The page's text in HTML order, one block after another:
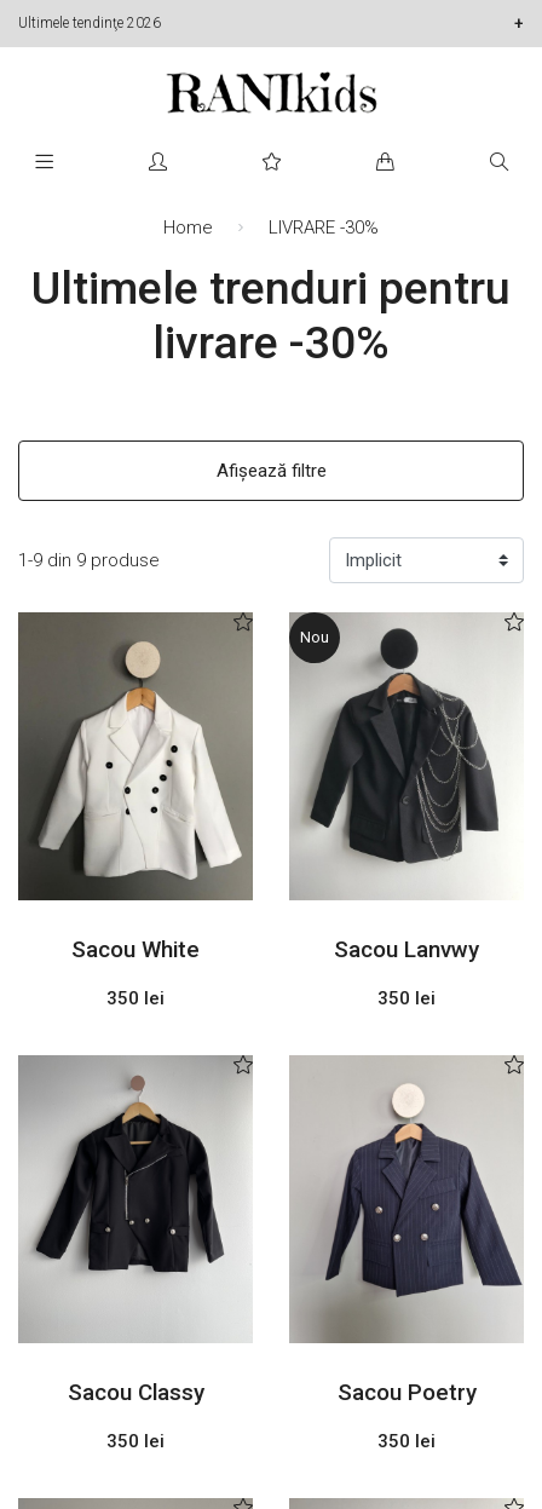
Ultimele tendinţe 2026
Home LIVRARE -30%
Ultimele trenduri pentru
livrare -30%
Afișează filtre
1-9 din 9 produse
Sacou White
350 lei
Nou
Sacou Lanvwy
350 lei
Sacou Classy
350 lei
Sacou Poetry
350 lei